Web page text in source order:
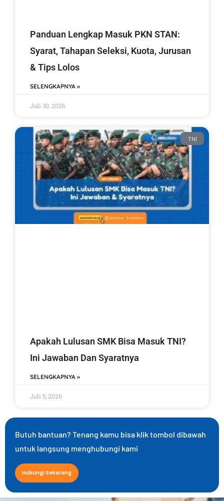
Panduan Lengkap Masuk PKN STAN:
Syarat, Tahapan Seleksi, Kuota, Jurusan
& Tips Lolos
SELENGKAPNYA »
Juli 30, 2026
TNI
Apakah Lulusan SMK Bisa Masuk TNI?
Ini Jawaban Dan Syaratnya
SELENGKAPNYA »
Juli 5, 2026
Butuh bantuan? Tenang kamu bisa klik tombol dibawah
untuk langsung menghubungi kami
Hubungi Sekarang